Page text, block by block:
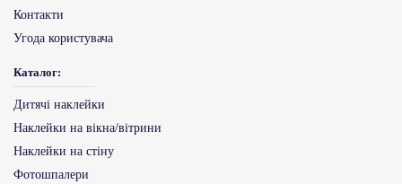
Контакти
Угода користувача
Каталог:
Дитячі наклейки
Наклейки на вікна/вітрини
Наклейки на стіну
Фотошпалери